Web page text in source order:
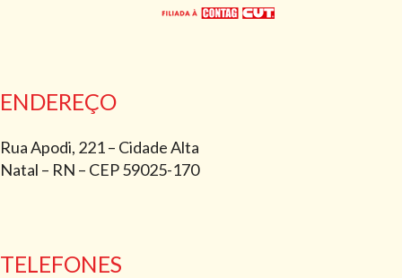
ENDEREÇO
Rua Apodi, 221 – Cidade Alta
Natal – RN – CEP 59025-170
TELEFONES